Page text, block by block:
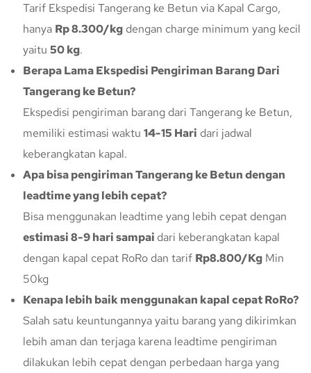
Tarif Ekspedisi Tangerang ke Betun via Kapal Cargo,
hanya Rp 8.300/kg dengan charge minimum yang kecil
yaitu 50 kg.
Berapa Lama Ekspedisi Pengiriman Barang Dari
Tangerang ke Betun?
Ekspedisi pengiriman barang dari Tangerang ke Betun,
memiliki estimasi waktu 14-15 Hari dari jadwal
keberangkatan kapal.
Apa bisa pengiriman Tangerang ke Betun dengan
leadtime yang lebih cepat?
Bisa menggunakan leadtime yang lebih cepat dengan
estimasi 8-9 hari sampai dari keberangkatan kapal
dengan kapal cepat RoRo dan tarif Rp8.800/Kg Min
50kg
Kenapa lebih baik menggunakan kapal cepat RoRo?
Salah satu keuntungannya yaitu barang yang dikirimkan
lebih aman dan terjaga karena leadtime pengiriman
dilakukan lebih cepat dengan perbedaan harga yang